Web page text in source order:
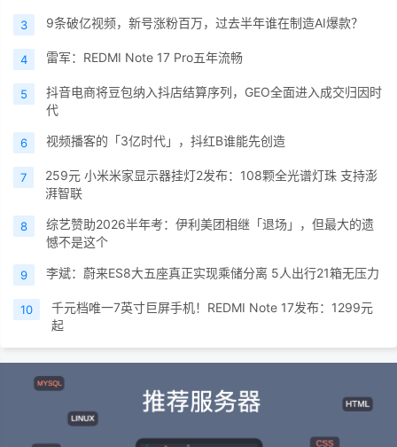
3 9条破亿视频，新号涨粉百万，过去半年谁在制造AI爆款？
4 雷军：REDMI Note 17 Pro五年流畅
5
抖音电商将豆包纳入抖店结算序列，GEO全面进入成交归因时
代
6 视频播客的「3亿时代」，抖红B谁能先创造
7
259元 小米米家显示器挂灯2发布：108颗全光谱灯珠 支持澎
湃智联
8
综艺赞助2026半年考：伊利美团相继「退场」，但最大的遗
憾不是这个
9 李斌：蔚来ES8大五座真正实现乘储分离 5人出行21箱无压力
10
千元档唯一7英寸巨屏手机！REDMI Note 17发布：1299元
起